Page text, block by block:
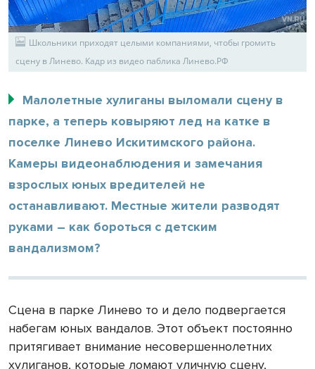
Школьники приходят целыми компаниями, чтобы громить
сцену в Линево. Кадр из видео паблика Линево.РФ
Малолетные хулиганы выломали сцену в
парке, а теперь ковыряют лед на катке в
поселке Линево Искитимского района.
Камеры видеонаблюдения и замечания
взрослых юных вредителей не
останавливают. Местные жители разводят
руками – как бороться с детским
вандализмом?
Сцена в парке Линево то и дело подвергается
набегам юных вандалов. Этот объект постоянно
притягивает внимание несовершеннолетних
хулиганов, которые ломают уличную сцену,